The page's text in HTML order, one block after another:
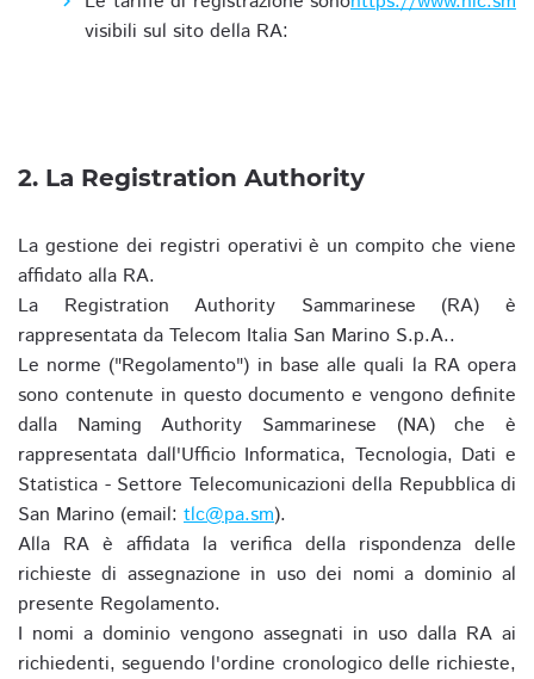
visibili sul sito della RA:
2. La Registration Authority
La gestione dei registri operativi è un compito che viene
affidato alla RA.
La Registration Authority Sammarinese (RA) è
rappresentata da Telecom Italia San Marino S.p.A..
Le norme ("Regolamento") in base alle quali la RA opera
sono contenute in questo documento e vengono definite
dalla Naming Authority Sammarinese (NA) che è
rappresentata dall'Ufficio Informatica, Tecnologia, Dati e
Statistica - Settore Telecomunicazioni della Repubblica di
San Marino (email: tlc@pa.sm).
Alla RA è affidata la verifica della rispondenza delle
richieste di assegnazione in uso dei nomi a dominio al
presente Regolamento.
I nomi a dominio vengono assegnati in uso dalla RA ai
richiedenti, seguendo l'ordine cronologico delle richieste,